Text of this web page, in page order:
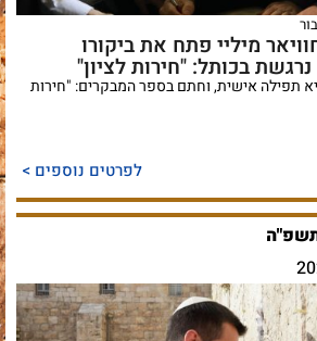
מיליי פתח את ביקורו
בכותל: "חירות לציון"
תפילה אישית, וחתם בספר המבקרים: "חירות
לפרטים נוספים >